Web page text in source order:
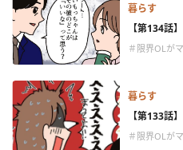
暮らす
【第134話
＃限界OLが
暮らす
【第133話
＃限界OLが